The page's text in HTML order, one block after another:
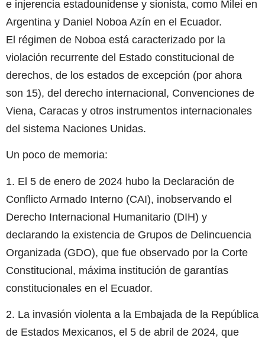
e injerencia estadounidense y sionista, como Milei en
Argentina y Daniel Noboa Azín en el Ecuador.
El régimen de Noboa está caracterizado por la
violación recurrente del Estado constitucional de
derechos, de los estados de excepción (por ahora
son 15), del derecho internacional, Convenciones de
Viena, Caracas y otros instrumentos internacionales
del sistema Naciones Unidas.
Un poco de memoria:
1. El 5 de enero de 2024 hubo la Declaración de
Conflicto Armado Interno (CAI), inobservando el
Derecho Internacional Humanitario (DIH) y
declarando la existencia de Grupos de Delincuencia
Organizada (GDO), que fue observado por la Corte
Constitucional, máxima institución de garantías
constitucionales en el Ecuador.
2. La invasión violenta a la Embajada de la República
de Estados Mexicanos, el 5 de abril de 2024, que